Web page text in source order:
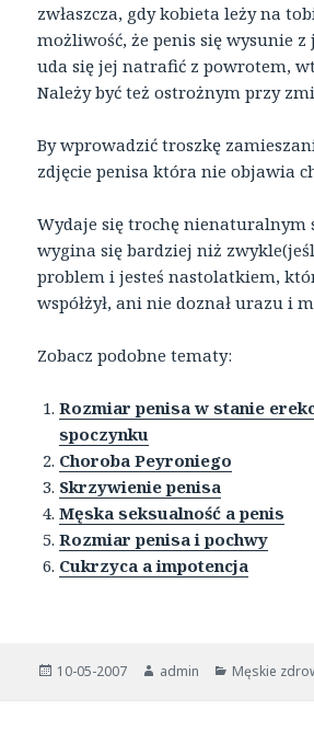
zwłaszcza, gdy kobieta leży na
możliwość, że penis się wysunie
uda się jej natrafić z powrotem,
Należy być też ostrożnym przy
By wprowadzić troszkę
zdjęcie penisa która nie objawia
Wydaje się trochę nienaturalnym
wygina się bardziej niż
problem i jesteś nastolatkiem,
współżył, ani nie doznał urazu i m
Zobacz podobne tematy:
Rozmiar penisa w stanie
spoczynku
Choroba Peyroniego
Skrzywienie penisa
Męska seksualność a penis
Rozmiar penisa i pochwy
Cukrzyca a impotencja
Opublikowano
10-05-2007 Autor
admin Kategorie
Męskie